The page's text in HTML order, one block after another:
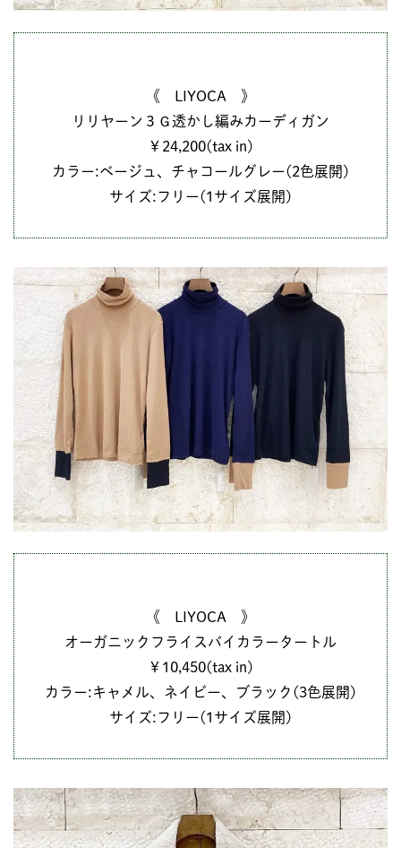
《 LIYOCA 》
リリヤーン３Ｇ透かし編みカーディガン
￥24,200(tax in)
カラー:ベージュ、チャコールグレー(2色展開)
サイズ:フリー(1サイズ展開)
《 LIYOCA 》
オーガニックフライスバイカラータートル
￥10,450(tax in)
カラー:キャメル、ネイビー、ブラック(3色展開)
サイズ:フリー(1サイズ展開)